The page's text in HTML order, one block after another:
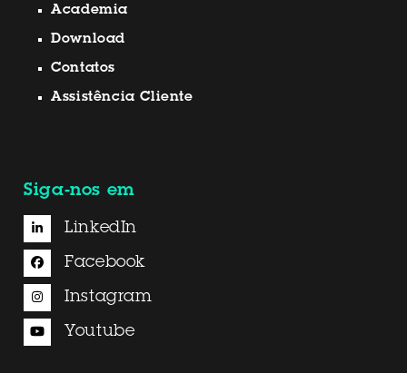
Academia
Download
Contatos
Assistência Cliente
Siga-nos em
LinkedIn
Facebook
Instagram
Youtube